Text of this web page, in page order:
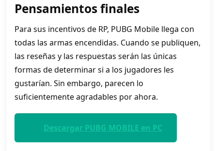
Pensamientos finales
Para sus incentivos de RP, PUBG Mobile llega con
todas las armas encendidas. Cuando se publiquen,
las reseñas y las respuestas serán las únicas
formas de determinar si a los jugadores les
gustarían. Sin embargo, parecen lo
suficientemente agradables por ahora.
Descargar PUBG MOBILE en PC